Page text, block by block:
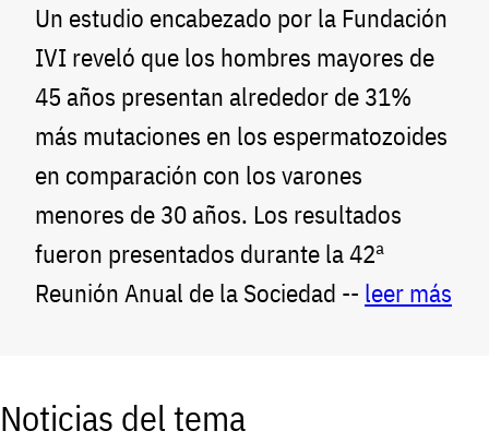
Un estudio encabezado por la Fundación
IVI reveló que los hombres mayores de
45 años presentan alrededor de 31%
más mutaciones en los espermatozoides
en comparación con los varones
menores de 30 años. Los resultados
fueron presentados durante la 42ª
Reunión Anual de la Sociedad -- leer más
Noticias del tema